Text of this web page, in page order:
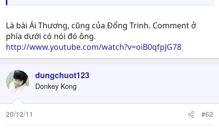
Là bài Ái Thương, cũng của Đổng Trinh. Comment ở
phía dưới có nói đó ông.
http://www.youtube.com/watch?v=oiB0qfpJG78
dungchuot123
Donkey Kong
20/12/11 #62